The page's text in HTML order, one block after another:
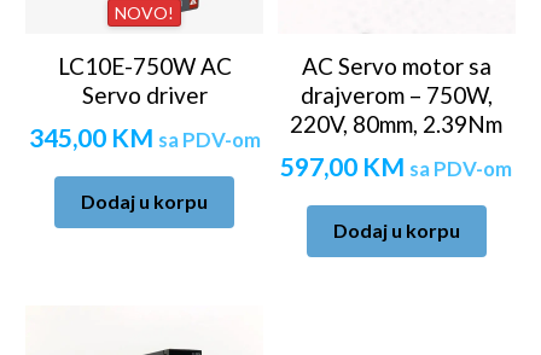
NOVO!
LC10E-750W AC
Servo driver
345,00 KM sa PDV-om
Dodaj u korpu
AC Servo motor sa
drajverom – 750W,
220V, 80mm, 2.39Nm
597,00 KM sa PDV-om
Dodaj u korpu